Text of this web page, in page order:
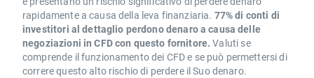
rapidamente a causa della leva finanziaria. 77% di conti di
investitori al dettaglio perdono denaro a causa delle
negoziazioni in CFD con questo fornitore. Valuti se
comprende il funzionamento dei CFD e se può permettersi di
correre questo alto rischio di perdere il Suo denaro.